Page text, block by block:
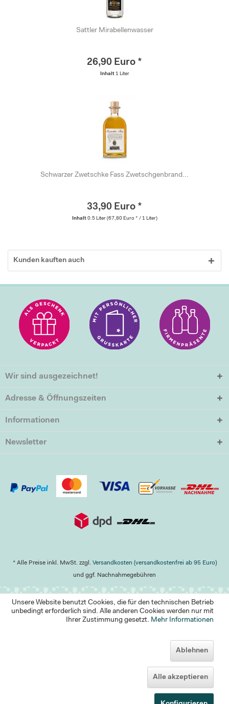
Sattler Mirabellenwasser
26,90 Euro *
Inhalt 1 Liter
Schwarzer Zwetschke Fass Zwetschgenbrand...
33,90 Euro *
Inhalt 0.5 Liter (67,80 Euro * / 1 Liter)
Kunden kauften auch
Wir sind ausgezeichnet!
Adresse & Öffnungszeiten
Informationen
Newsletter
* Alle Preise inkl. MwSt. zzgl. Versandkosten (versandkostenfrei ab 95 Euro)
und ggf. Nachnahmegebühren
Unsere Website benutzt Cookies, die für den technischen Betrieb
unbedingt erforderlich sind. Alle anderen Cookies werden nur mit
Ihrer Zustimmung gesetzt. Mehr Informationen
Ablehnen
Alle akzeptieren